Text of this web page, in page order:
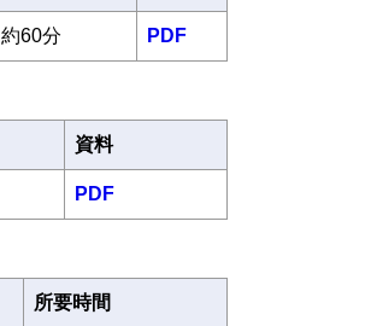
約60分 PDF
資料
PDF
所要時間